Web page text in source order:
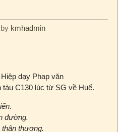
by kmhadmin
dạy Phap văn
C130 lúc từ SG về Huế.
đường.
thương.